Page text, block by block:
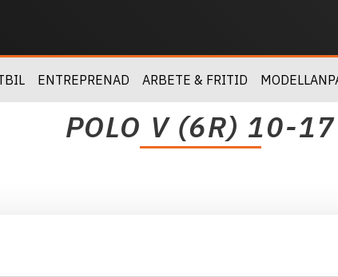
ENTREPRENAD ARBETE & FRITID
POLO V (6R) 10-17